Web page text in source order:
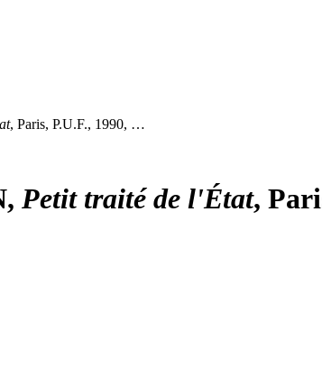
, Paris, P.U.F., 1990, …
Petit traité de l'État,